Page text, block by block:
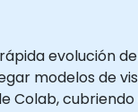
evolución
modelos de
Colab,